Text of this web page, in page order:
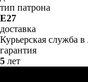
тип патрона
E27
доставка
Курьерская служба
гарантия
5 лет